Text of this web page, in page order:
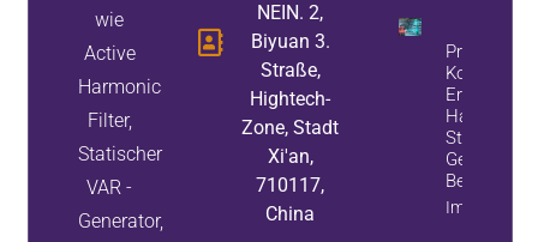
wie
Active
Harmonic
Filter,
Statischer
VAR -
Generator,
NEIN. 2,
Biyuan 3.
Straße,
Hightech-
Zone, Stadt
Xi'an,
710117,
China
Probleme
Erfahren
Statische
Bessere